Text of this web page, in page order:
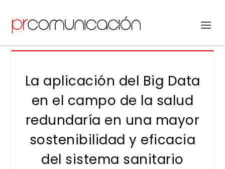
La aplicación del Big Data
en el campo de la salud
redundaría en una mayor
sostenibilidad y eficacia
del sistema sanitario